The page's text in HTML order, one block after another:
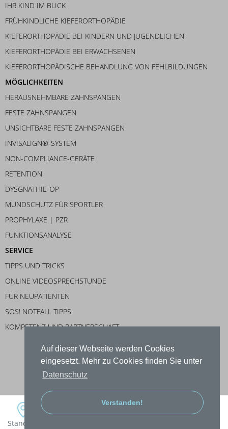
Auf dieser Webseite werden Cookies
eingesetzt. Mehr zu Cookies finden Sie unter
Datenschutz
Verstanden!
Standort
IHR KIND IM BLICK
FRÜHKINDLICHE KIEFERORTHOPÄDIE
KIEFERORTHOPÄDIE BEI KINDERN UND JUGENDLICHEN
KIEFERORTHOPÄDIE BEI ERWACHSENEN
KIEFERORTHOPÄDISCHE BEHANDLUNG VON FEHLBILDUNGEN
MÖGLICHKEITEN
HERAUSNEHMBARE ZAHNSPANGEN
FESTE ZAHNSPANGEN
UNSICHTBARE FESTE ZAHNSPANGEN
INVISALIGN®-SYSTEM
NON-COMPLIANCE-GERÄTE
RETENTION
DYSGNATHIE-OP
MUNDSCHUTZ FÜR SPORTLER
PROPHYLAXE | PZR
FUNKTIONSANALYSE
SERVICE
TIPPS UND TRICKS
ONLINE VIDEOSPRECHSTUNDE
FÜR NEUPATIENTEN
SOS! NOTFALL TIPPS
KOMPETENZ UND PARTNERSCHAFT